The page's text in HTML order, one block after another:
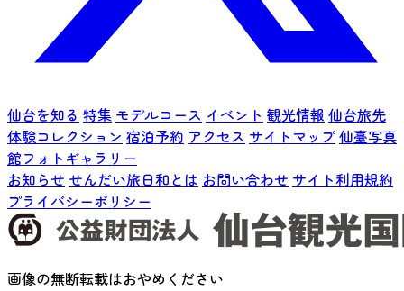
仙台を知る 特集 モデルコース イベント 観光情報 仙台旅先
体験コレクション 宿泊予約 アクセス サイトマップ仙臺写真
館フォトギャラリー
お知らせ せんだい旅日和とは お問い合わせ サイト利用規約
プライバシーポリシー
画像の無断転載はおやめください